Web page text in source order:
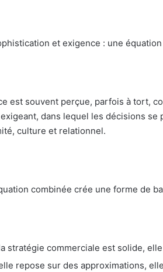
et exigence : une
est souvent perçue, parfois à tort,
dans lequel les décisions
culture et relationnel.
combinée crée une forme de
stratégie commerciale est solide,
repose sur des approximations,